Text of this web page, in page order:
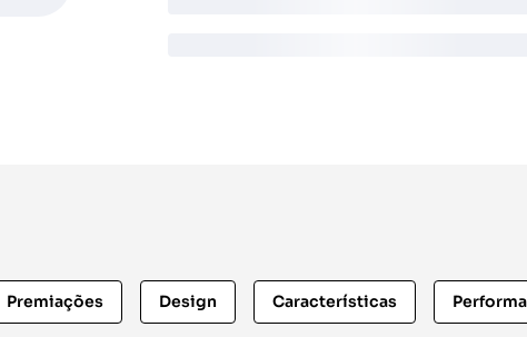
Premiações Design Características